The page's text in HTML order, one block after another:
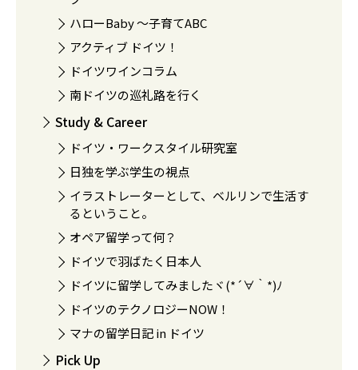
ハローBaby 〜子育てABC
アクティブ ドイツ！
ドイツワインコラム
南ドイツの巡礼路を行く
Study & Career
ドイツ・ワークスタイル研究室
日独を学ぶ学生の視点
イラストレーターとして、ベルリンで生活す
るということ。
オペア留学って何？
ドイツで羽ばたく日本人
ドイツに留学してみましたヾ(*´∀｀*)ﾉ
ドイツのテクノロジーNOW！
マナの留学日記 in ドイツ
Pick Up